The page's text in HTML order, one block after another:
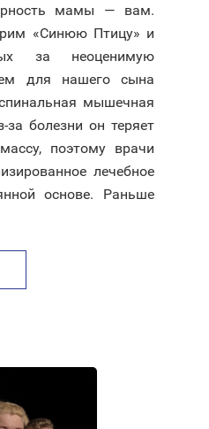
мамы — вам.
«Синюю Птицу» и
за неоценимую
для нашего сына
мышечная
болезни он теряет
поэтому врачи
лечебное
основе. Раньше